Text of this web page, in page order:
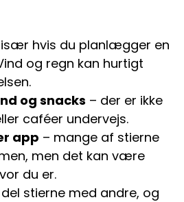
hvis du planlægger en
og regn kan hurtigt
og snacks – der er ikke
caféer undervejs.
app – mange af stierne
men det kan være
du er.
stierne med andre, og